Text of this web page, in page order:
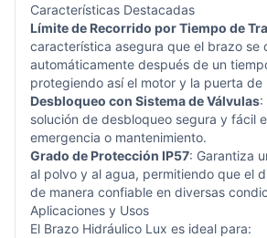
Características Destacadas
Límite de Recorrido por Tiempo de
característica asegura que el brazo se
automáticamente después de un
protegiendo así el motor y la puerta de
Desbloqueo con Sistema de Válvulas:
solución de desbloqueo segura y fácil
emergencia o mantenimiento.
Grado de Protección IP57: Garantiza
al polvo y al agua, permitiendo que el
de manera confiable en diversas
Aplicaciones y Usos
El Brazo Hidráulico Lux es ideal para: